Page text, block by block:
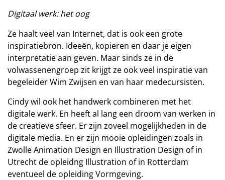
Digitaal werk: het oog
Ze haalt veel van Internet, dat is ook een grote
inspiratiebron. Ideeën, kopieren en daar je eigen
interpretatie aan geven. Maar sinds ze in de
volwassenengroep zit krijgt ze ook veel inspiratie van
begeleider Wim Zwijsen en van haar medecursisten.
Cindy wil ook het handwerk combineren met het
digitale werk. En heeft al lang een droom van werken in
de creatieve sfeer. Er zijn zoveel mogelijkheden in de
digitale media. En er zijn mooie opleidingen zoals in
Zwolle Animation Design en Illustration Design of in
Utrecht de opleidng Illustration of in Rotterdam
eventueel de opleiding Vormgeving.